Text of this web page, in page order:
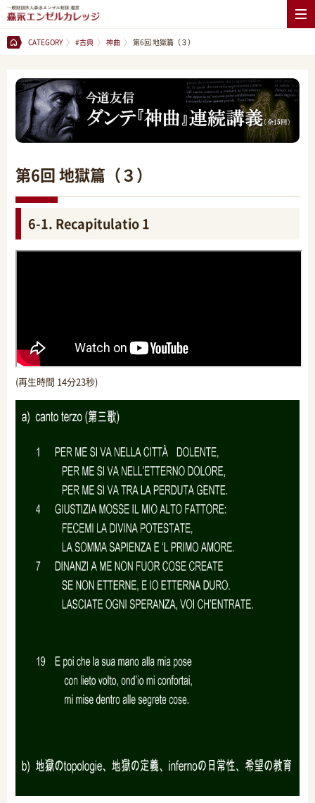
CATEGORY #古典 神曲 第6回 地獄篇（３）
第6回 地獄篇（３）
6-1. Recapitulatio 1
(再生時間 14分23秒)